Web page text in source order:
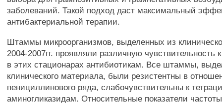
заболеваний. Такой подход даст максимальный
антибактериальной терапии.
Штаммы микроорганизмов, выделенных из
2004-2007гг. проявляли различную
в этих стационарах антибиотикам. Все штаммы,
клинического материала, были резистентны в
пенициллинового ряда, слабочувствительны к
аминогликазидам. Относительные показатели